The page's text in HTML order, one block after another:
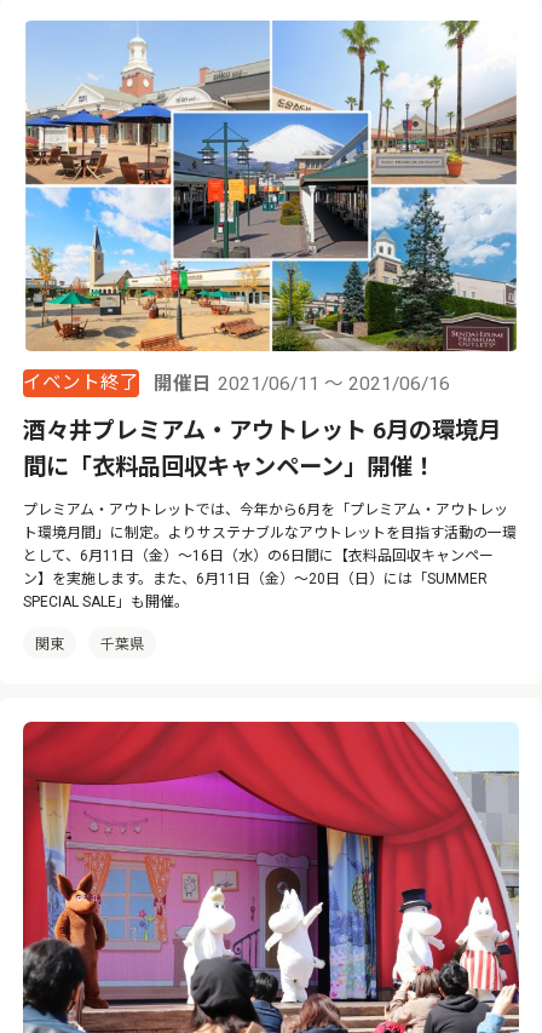
イベント終了 開催日 2021/06/11 ～ 2021/06/16
酒々井プレミアム・アウトレット 6月の環境月
間に「衣料品回収キャンペーン」開催！
プレミアム・アウトレットでは、今年から6月を「プレミアム・アウトレッ
ト環境月間」に制定。よりサステナブルなアウトレットを目指す活動の一環
として、6月11日（金）～16日（水）の6日間に【衣料品回収キャンペー
ン】を実施します。また、6月11日（金）～20日（日）には「SUMMER
SPECIAL SALE」も開催。
関東 千葉県